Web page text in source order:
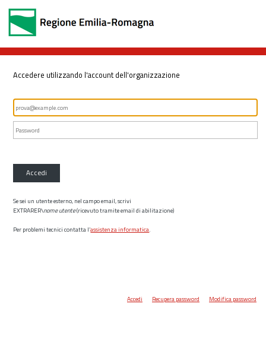
Accedere utilizzando l'account dell'organizzazione
Accedi
Se sei un utente esterno, nel campo email, scrivi
EXTRARER\nome utente(ricevuto tramite email di abilitazione)
Per problemi tecnici contatta l’assistenza informatica.
Accedi Recupera password Modifica password